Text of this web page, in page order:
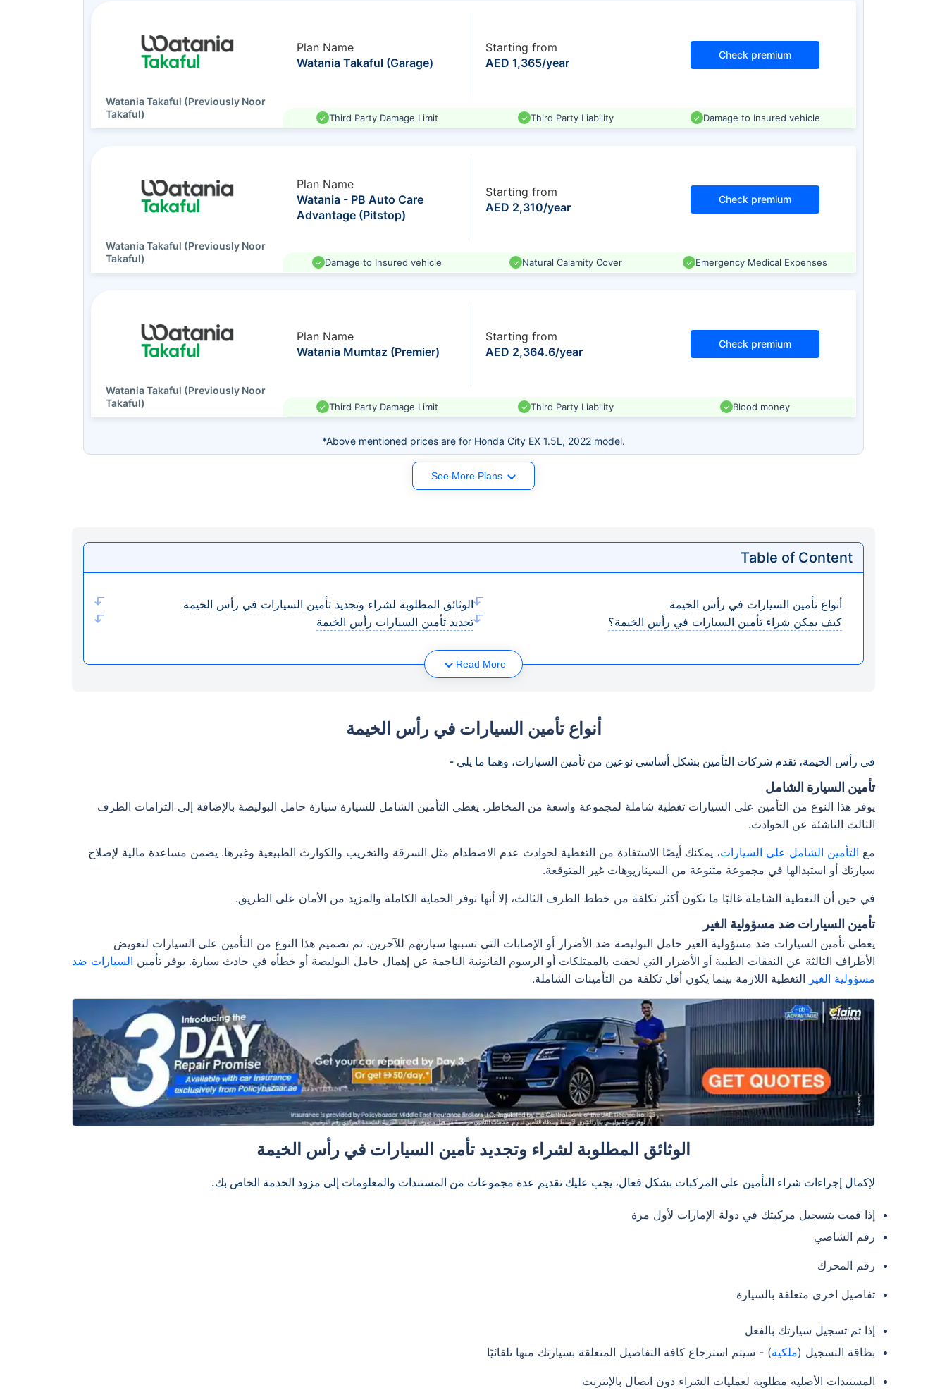
Watania Takaful (Previously Noor
Takaful)
Plan Name
Watania Takaful (Garage)
Starting from
AED 1,365/year
Check premium
Third Party Damage Limit Third Party Liability Damage to Insured vehicle
Watania Takaful (Previously Noor
Takaful)
Plan Name
Watania - PB Auto Care
Advantage (Pitstop)
Starting from
AED 2,310/year
Check premium
Damage to Insured vehicle Natural Calamity Cover Emergency Medical Expenses
Watania Takaful (Previously Noor
Takaful)
Plan Name
Watania Mumtaz (Premier)
Starting from
AED 2,364.6/year
Check premium
Third Party Damage Limit Third Party Liability Blood money
*Above mentioned prices are for Honda City EX 1.5L, 2022 model.
See More Plans
Table of Content
أنواع تأمين السيارات في رأس الخيمة
الوثائق المطلوبة لشراء وتجديد تأمين السيارات في رأس الخيمة
كيف يمكن شراء تأمين السيارات في رأس الخيمة؟
تجديد تأمين السيارات رأس الخيمة
Read More
أنواع تأمين السيارات في رأس الخيمة
في رأس الخيمة، تقدم شركات التأمين بشكل أساسي نوعين من تأمين السيارات، وهما ما يلي -
تأمين السيارة الشامل
يوفر هذا النوع من التأمين على السيارات تغطية شاملة لمجموعة واسعة من المخاطر. يغطي التأمين الشامل للسيارة سيارة حامل البوليصة بالإضافة إلى التزامات الطرف
الثالث الناشئة عن الحوادث.
مع التأمين الشامل على السيارات، يمكنك أيضًا الاستفادة من التغطية لحوادث عدم الاصطدام مثل السرقة والتخريب والكوارث الطبيعية وغيرها. يضمن مساعدة مالية لإصلاح
سيارتك أو استبدالها في مجموعة متنوعة من السيناريوهات غير المتوقعة.
في حين أن التغطية الشاملة غالبًا ما تكون أكثر تكلفة من خطط الطرف الثالث، إلا أنها توفر الحماية الكاملة والمزيد من الأمان على الطريق.
تأمين السيارات ضد مسؤولية الغير
يغطي تأمين السيارات ضد مسؤولية الغير حامل البوليصة ضد الأضرار أو الإصابات التي تسببها سيارتهم للآخرين. تم تصميم هذا النوع من التأمين على السيارات لتعويض
الأطراف الثالثة عن النفقات الطبية أو الأضرار التي لحقت بالممتلكات أو الرسوم القانونية الناجمة عن إهمال حامل البوليصة أو خطأه في حادث سيارة. يوفر تأمين السيارات ضد
مسؤولية الغير التغطية اللازمة بينما يكون أقل تكلفة من التأمينات الشاملة.
الوثائق المطلوبة لشراء وتجديد تأمين السيارات في رأس الخيمة
لإكمال إجراءات شراء التأمين على المركبات بشكل فعال، يجب عليك تقديم عدة مجموعات من المستندات والمعلومات إلى مزود الخدمة الخاص بك.
إذا قمت بتسجيل مركبتك في دولة الإمارات لأول مرة
رقم الشاصي
رقم المحرك
تفاصيل اخرى متعلقة بالسيارة
إذا تم تسجيل سيارتك بالفعل
بطاقة التسجيل (ملكية) - سيتم استرجاع كافة التفاصيل المتعلقة بسيارتك منها تلقائيًا
المستندات الأصلية مطلوبة لعمليات الشراء دون اتصال بالإنترنت